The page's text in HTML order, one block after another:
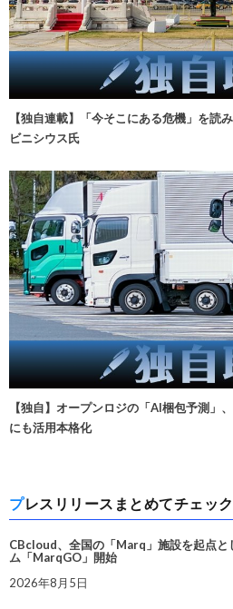
【独自連載】「今そこにある危機」を読
ビニシウス氏
【独自】オープンロジの「AI梱包予測」
にも活用本格化
プレスリリースまとめてチェック
CBcloud、全国の「Marq」施設を起点と
ム「MarqGO」開始
2026年8月5日